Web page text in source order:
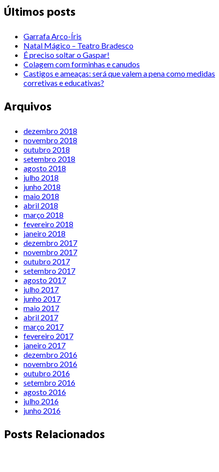
Últimos posts
Garrafa Arco-Íris
Natal Mágico – Teatro Bradesco
É preciso soltar o Gaspar!
Colagem com forminhas e canudos
Castigos e ameaças: será que valem a pena como medidas
corretivas e educativas?
Arquivos
dezembro 2018
novembro 2018
outubro 2018
setembro 2018
agosto 2018
julho 2018
junho 2018
maio 2018
abril 2018
março 2018
fevereiro 2018
janeiro 2018
dezembro 2017
novembro 2017
outubro 2017
setembro 2017
agosto 2017
julho 2017
junho 2017
maio 2017
abril 2017
março 2017
fevereiro 2017
janeiro 2017
dezembro 2016
novembro 2016
outubro 2016
setembro 2016
agosto 2016
julho 2016
junho 2016
Posts Relacionados